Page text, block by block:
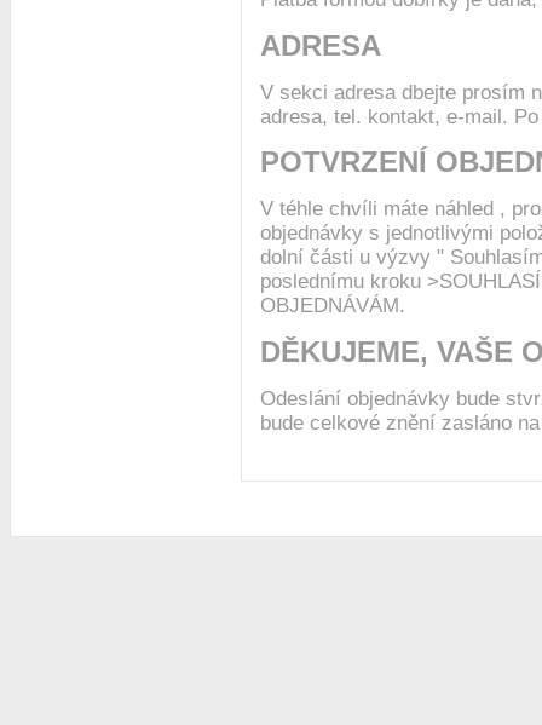
ADRESA
V sekci adresa dbejte prosím
adresa, tel. kontakt, e-mail.
POTVRZENÍ
V téhle chvíli máte náhled ,
objednávky s jednotlivými
dolní části u výzvy "
poslednímu kroku
OBJEDNÁVÁM.
DĚKUJEME, VAŠE
Odeslání objednávky bude
bude celkové znění zasláno